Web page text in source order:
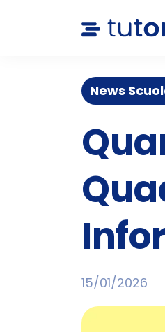
News
15/01/2026